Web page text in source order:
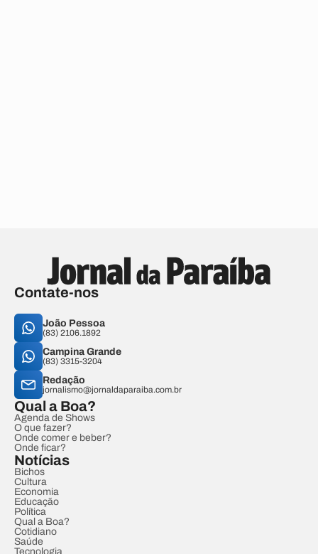
Contate-nos
João Pessoa
(83) 2106.1892
Campina Grande
(83) 3315-3204
Redação
jornalismo@jornaldaparaiba.com.br
Qual a Boa?
Agenda de Shows
O que fazer?
Onde comer e beber?
Onde ficar?
Notícias
Bichos
Cultura
Economia
Educação
Política
Qual a Boa?
Cotidiano
Saúde
Tecnologia